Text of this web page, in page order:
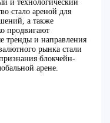
и технологический
стало ареной для
а также
продвигают
тренды и направления
рынка стали
блокчейн-
арене.